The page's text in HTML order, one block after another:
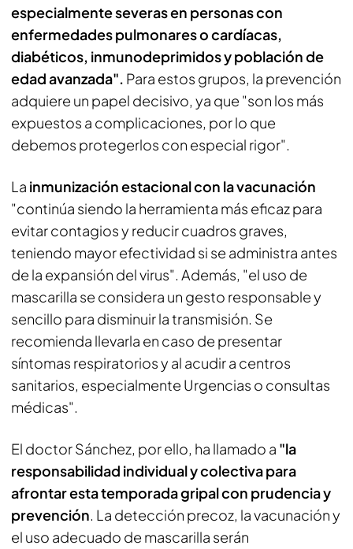
especialmente severas en personas con
enfermedades pulmonares o cardíacas,
diabéticos, inmunodeprimidos y población de
edad avanzada". Para estos grupos, la prevención
adquiere un papel decisivo, ya que "son los más
expuestos a complicaciones, por lo que
debemos protegerlos con especial rigor".
La inmunización estacional con la vacunación
"continúa siendo la herramienta más eficaz para
evitar contagios y reducir cuadros graves,
teniendo mayor efectividad si se administra antes
de la expansión del virus". Además, "el uso de
mascarilla se considera un gesto responsable y
sencillo para disminuir la transmisión. Se
recomienda llevarla en caso de presentar
síntomas respiratorios y al acudir a centros
sanitarios, especialmente Urgencias o consultas
médicas".
El doctor Sánchez, por ello, ha llamado a "la
responsabilidad individual y colectiva para
afrontar esta temporada gripal con prudencia y
prevención. La detección precoz, la vacunación y
el uso adecuado de mascarilla serán